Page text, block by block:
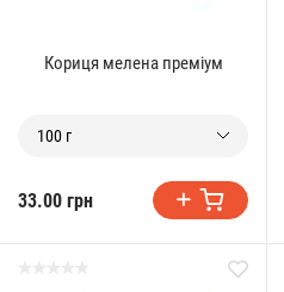
Кориця мелена преміум
100 г
33.00 грн